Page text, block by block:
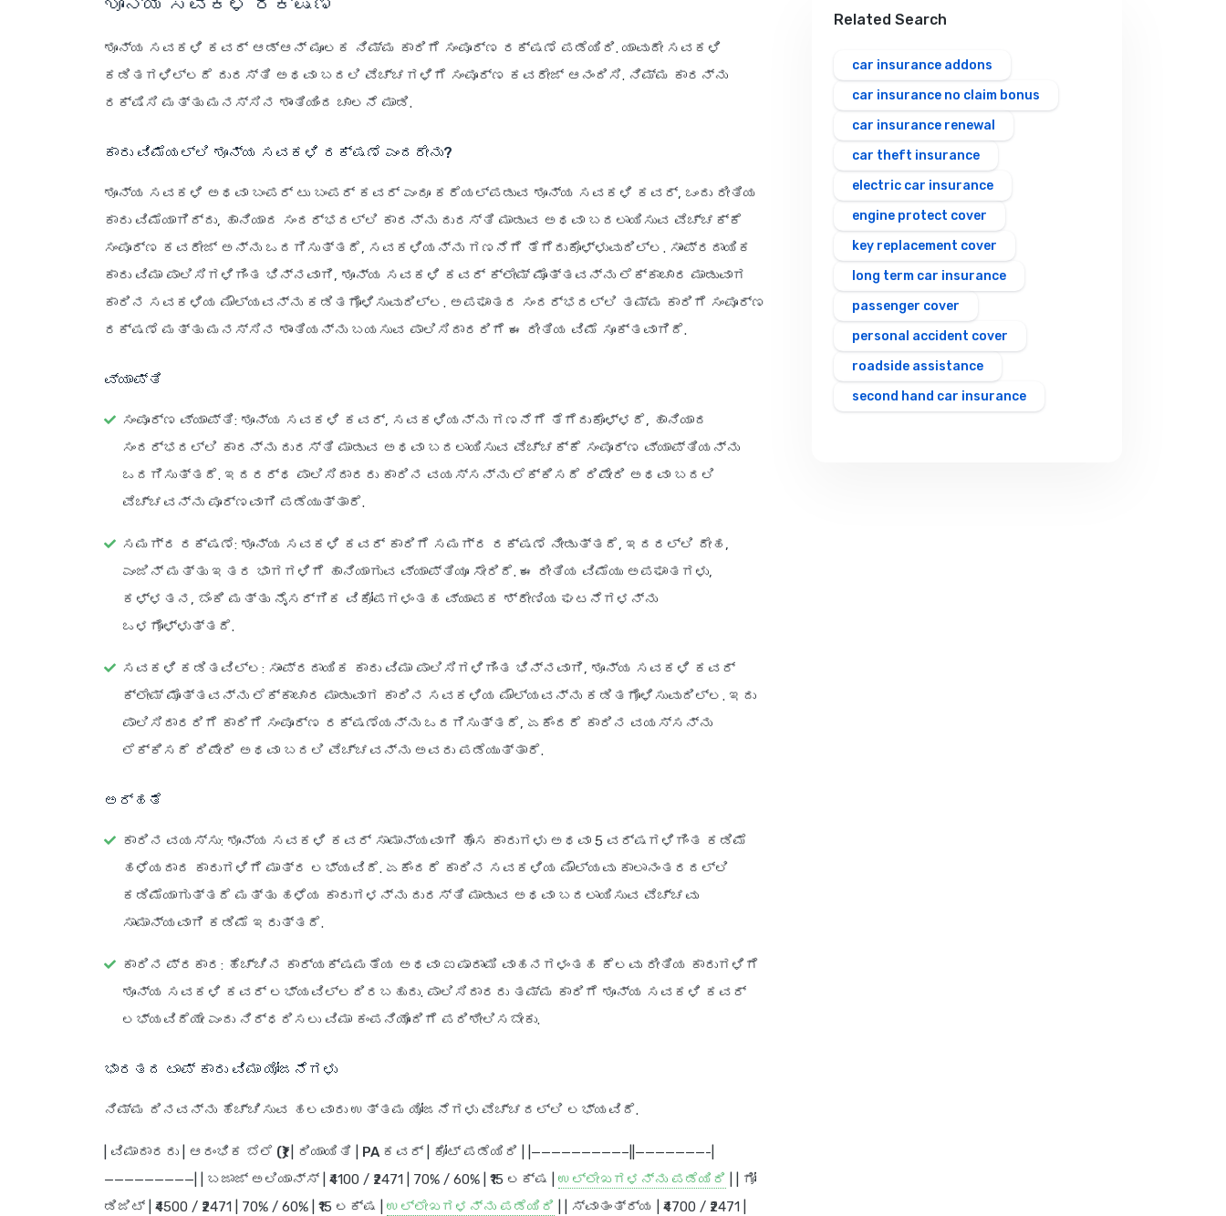
ಶೂನ್ಯ ಸವಕಳಿ ಕವರ್ ಆಡ್ಆನ್ ಮೂಲಕ ನಿಮ್ಮ ಕಾರಿಗೆ ಸಂಪೂರ್ಣ ರಕ್ಷಣೆ ಪಡೆಯಿರಿ. ಯಾವುದೇ ಸವಕಳಿ
ಕಡಿತಗಳಿಲ್ಲದೆ ದುರಸ್ತಿ ಅಥವಾ ಬದಲಿ ವೆಚ್ಚಗಳಿಗೆ ಸಂಪೂರ್ಣ ಕವರೇಜ್ ಆನಂದಿಸಿ. ನಿಮ್ಮ ಕಾರನ್ನು
ರಕ್ಷಿಸಿ ಮತ್ತು ಮನಸ್ಸಿನ ಶಾಂತಿಯಿಂದ ಚಾಲನೆ ಮಾಡಿ.
ಕಾರು ವಿಮೆಯಲ್ಲಿ ಶೂನ್ಯ ಸವಕಳಿ ರಕ್ಷಣೆ ಎಂದರೇನು?
ಶೂನ್ಯ ಸವಕಳಿ ಅಥವಾ ಬಂಪರ್ ಟು ಬಂಪರ್ ಕವರ್ ಎಂದೂ ಕರೆಯಲ್ಪಡುವ ಶೂನ್ಯ ಸವಕಳಿ ಕವರ್, ಒಂದು ರೀತಿಯ
ಕಾರು ವಿಮೆಯಾಗಿದ್ದು, ಹಾನಿಯಾದ ಸಂದರ್ಭದಲ್ಲಿ ಕಾರನ್ನು ದುರಸ್ತಿ ಮಾಡುವ ಅಥವಾ ಬದಲಾಯಿಸುವ ವೆಚ್ಚಕ್ಕೆ
ಸಂಪೂರ್ಣ ಕವರೇಜ್ ಅನ್ನು ಒದಗಿಸುತ್ತದೆ, ಸವಕಳಿಯನ್ನು ಗಣನೆಗೆ ತೆಗೆದುಕೊಳ್ಳುವುದಿಲ್ಲ. ಸಾಂಪ್ರದಾಯಿಕ
ಕಾರು ವಿಮಾ ಪಾಲಿಸಿಗಳಿಗಿಂತ ಭಿನ್ನವಾಗಿ, ಶೂನ್ಯ ಸವಕಳಿ ಕವರ್ ಕ್ಲೇಮ್ ಮೊತ್ತವನ್ನು ಲೆಕ್ಕಾಚಾರ ಮಾಡುವಾಗ
ಕಾರಿನ ಸವಕಳಿಯ ಮೌಲ್ಯವನ್ನು ಕಡಿತಗೊಳಿಸುವುದಿಲ್ಲ. ಅಪಘಾತದ ಸಂದರ್ಭದಲ್ಲಿ ತಮ್ಮ ಕಾರಿಗೆ ಸಂಪೂರ್ಣ
ರಕ್ಷಣೆ ಮತ್ತು ಮನಸ್ಸಿನ ಶಾಂತಿಯನ್ನು ಬಯಸುವ ಪಾಲಿಸಿದಾರರಿಗೆ ಈ ರೀತಿಯ ವಿಮೆ ಸೂಕ್ತವಾಗಿದೆ.
ವ್ಯಾಪ್ತಿ
ಸಂಪೂರ್ಣ ವ್ಯಾಪ್ತಿ: ಶೂನ್ಯ ಸವಕಳಿ ಕವರ್, ಸವಕಳಿಯನ್ನು ಗಣನೆಗೆ ತೆಗೆದುಕೊಳ್ಳದೆ, ಹಾನಿಯಾದ
ಸಂದರ್ಭದಲ್ಲಿ ಕಾರನ್ನು ದುರಸ್ತಿ ಮಾಡುವ ಅಥವಾ ಬದಲಾಯಿಸುವ ವೆಚ್ಚಕ್ಕೆ ಸಂಪೂರ್ಣ ವ್ಯಾಪ್ತಿಯನ್ನು
ಒದಗಿಸುತ್ತದೆ. ಇದರರ್ಥ ಪಾಲಿಸಿದಾರರು ಕಾರಿನ ವಯಸ್ಸನ್ನು ಲೆಕ್ಕಿಸದೆ ರಿಪೇರಿ ಅಥವಾ ಬದಲಿ
ವೆಚ್ಚವನ್ನು ಪೂರ್ಣವಾಗಿ ಪಡೆಯುತ್ತಾರೆ.
ಸಮಗ್ರ ರಕ್ಷಣೆ: ಶೂನ್ಯ ಸವಕಳಿ ಕವರ್ ಕಾರಿಗೆ ಸಮಗ್ರ ರಕ್ಷಣೆ ನೀಡುತ್ತದೆ, ಇದರಲ್ಲಿ ದೇಹ,
ಎಂಜಿನ್ ಮತ್ತು ಇತರ ಭಾಗಗಳಿಗೆ ಹಾನಿಯಾಗುವ ವ್ಯಾಪ್ತಿಯೂ ಸೇರಿದೆ. ಈ ರೀತಿಯ ವಿಮೆಯು ಅಪಘಾತಗಳು,
ಕಳ್ಳತನ, ಬೆಂಕಿ ಮತ್ತು ನೈಸರ್ಗಿಕ ವಿಕೋಪಗಳಂತಹ ವ್ಯಾಪಕ ಶ್ರೇಣಿಯ ಘಟನೆಗಳನ್ನು
ಒಳಗೊಳ್ಳುತ್ತದೆ.
ಸವಕಳಿ ಕಡಿತವಿಲ್ಲ : ಸಾಂಪ್ರದಾಯಿಕ ಕಾರು ವಿಮಾ ಪಾಲಿಸಿಗಳಿಗಿಂತ ಭಿನ್ನವಾಗಿ, ಶೂನ್ಯ ಸವಕಳಿ ಕವರ್
ಕ್ಲೇಮ್ ಮೊತ್ತವನ್ನು ಲೆಕ್ಕಾಚಾರ ಮಾಡುವಾಗ ಕಾರಿನ ಸವಕಳಿಯ ಮೌಲ್ಯವನ್ನು ಕಡಿತಗೊಳಿಸುವುದಿಲ್ಲ. ಇದು
ಪಾಲಿಸಿದಾರರಿಗೆ ಕಾರಿಗೆ ಸಂಪೂರ್ಣ ರಕ್ಷಣೆಯನ್ನು ಒದಗಿಸುತ್ತದೆ, ಏಕೆಂದರೆ ಕಾರಿನ ವಯಸ್ಸನ್ನು
ಲೆಕ್ಕಿಸದೆ ರಿಪೇರಿ ಅಥವಾ ಬದಲಿ ವೆಚ್ಚವನ್ನು ಅವರು ಪಡೆಯುತ್ತಾರೆ.
ಅರ್ಹತೆ
ಕಾರಿನ ವಯಸ್ಸು: ಶೂನ್ಯ ಸವಕಳಿ ಕವರ್ ಸಾಮಾನ್ಯವಾಗಿ ಹೊಸ ಕಾರುಗಳು ಅಥವಾ 5 ವರ್ಷಗಳಿಗಿಂತ ಕಡಿಮೆ
ಹಳೆಯದಾದ ಕಾರುಗಳಿಗೆ ಮಾತ್ರ ಲಭ್ಯವಿದೆ. ಏಕೆಂದರೆ ಕಾರಿನ ಸವಕಳಿಯ ಮೌಲ್ಯವು ಕಾಲಾನಂತರದಲ್ಲಿ
ಕಡಿಮೆಯಾಗುತ್ತದೆ ಮತ್ತು ಹಳೆಯ ಕಾರುಗಳನ್ನು ದುರಸ್ತಿ ಮಾಡುವ ಅಥವಾ ಬದಲಾಯಿಸುವ ವೆಚ್ಚವು
ಸಾಮಾನ್ಯವಾಗಿ ಕಡಿಮೆ ಇರುತ್ತದೆ.
ಕಾರಿನ ಪ್ರಕಾರ : ಹೆಚ್ಚಿನ ಕಾರ್ಯಕ್ಷಮತೆಯ ಅಥವಾ ಐಷಾರಾಮಿ ವಾಹನಗಳಂತಹ ಕೆಲವು ರೀತಿಯ ಕಾರುಗಳಿಗೆ
ಶೂನ್ಯ ಸವಕಳಿ ಕವರ್ ಲಭ್ಯವಿಲ್ಲದಿರಬಹುದು. ಪಾಲಿಸಿದಾರರು ತಮ್ಮ ಕಾರಿಗೆ ಶೂನ್ಯ ಸವಕಳಿ ಕವರ್
ಲಭ್ಯವಿದೆಯೇ ಎಂದು ನಿರ್ಧರಿಸಲು ವಿಮಾ ಕಂಪನಿಯೊಂದಿಗೆ ಪರಿಶೀಲಿಸಬೇಕು.
ಭಾರತದ ಟಾಪ್ ಕಾರು ವಿಮಾ ಯೋಜನೆಗಳು
ನಿಮ್ಮ ದಿನವನ್ನು ಹೆಚ್ಚಿಸುವ ಹಲವಾರು ಉತ್ತಮ ಯೋಜನೆಗಳು ವೆಚ್ಚದಲ್ಲಿ ಲಭ್ಯವಿದೆ.
ವಿಮಾದಾರರು ಆರಂಭಿಕ ಬೆಲೆ (₹)| ರಿಯಾಯಿತಿ PA ಕವರ್ ಕೋಟ್ ಪಡೆಯಿರಿ | |—————————–||———————-|
—————————| | ಬಜಾಜ್ ಅಲಿಯಾನ್ಸ್ | ₹4100 / ₹2471 | 70% / 60% | ₹15 ಲಕ್ಷ | ಉಲ್ಲೇಖಗಳನ್ನು ಪಡೆಯಿರಿ
ಗೋ
ಡಿಜಿಟ್ | ₹4500 / ₹2471 | 70% / 60% | ₹15 ಲಕ್ಷ | ಉಲ್ಲೇಖಗಳನ್ನು ಪಡೆಯಿರಿ ಸ್ವಾತಂತ್ರ್ಯ
| ₹4700 / ₹2471 |
Related Search
car insurance addons
car insurance no claim bonus
car insurance renewal
car theft insurance
electric car insurance
engine protect cover
key replacement cover
long term car insurance
passenger cover
personal accident cover
roadside assistance
second hand car insurance